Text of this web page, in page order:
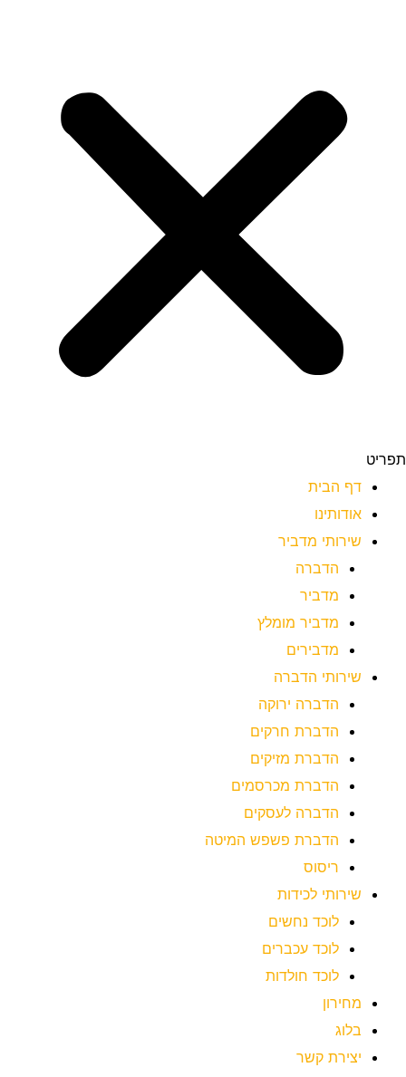
תפריט
דף הבית
אודותינו
שירותי מדביר
הדברה
מדביר
מדביר מומלץ
מדבירים
שירותי הדברה
הדברה ירוקה
הדברת חרקים
הדברת מזיקים
הדברת מכרסמים
הדברה לעסקים
הדברת פשפש המיטה
ריסוס
שירותי לכידות
לוכד נחשים
לוכד עכברים
לוכד חולדות
מחירון
בלוג
יצירת קשר